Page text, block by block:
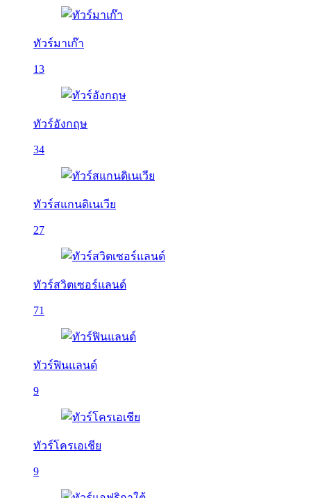
ทัวร์มาเก๊า
13
ทัวร์อังกฤษ
34
ทัวร์สแกนดิเนเวีย
27
ทัวร์สวิตเซอร์แลนด์
71
ทัวร์ฟินแลนด์
9
ทัวร์โครเอเชีย
9